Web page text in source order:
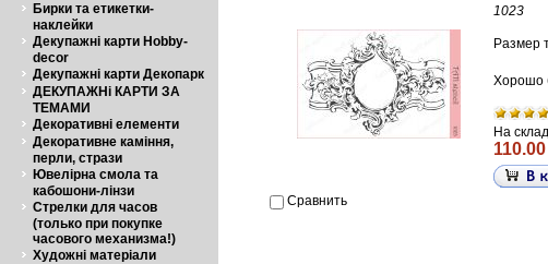
Бирки та етикетки-
наклейки
Декупажні карти Hobby-
decor
Декупажні карти Декопарк
ДЕКУПАЖНі КАРТИ ЗА
ТЕМАМИ
Декоративні елементи
Декоративне каміння,
перли, стрази
Ювелірна смола та
кабошони-лінзи
Стрелки для часов
(только при покупке
часового механизма!)
Художні матеріали
1023
Размер
Хорошо
На
Сравнить